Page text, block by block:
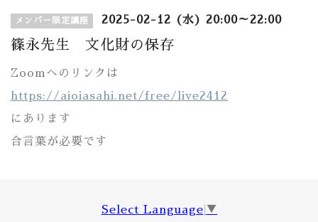
メンバー限定講座 2025-02-12 (水) 20:00～22:00
篠永先生 文化財の保存
Zoomへのリンクは
https://aioiasahi.net/free/live2412
にあります
合言葉が必要です
Select Language ▼